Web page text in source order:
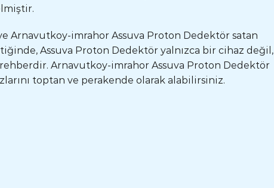
Arnavutkoy-imrahor Assuva Proton Dedektör satan
Assuva Proton Dedektör yalnızca bir cihaz değil,
Arnavutkoy-imrahor Assuva Proton Dedektör
toptan ve perakende olarak alabilirsiniz.